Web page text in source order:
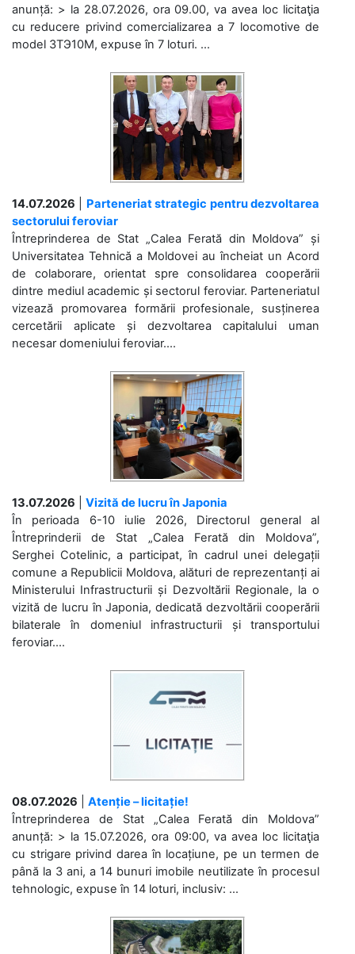
anunță: > la 28.07.2026, ora 09.00, va avea loc licitaţia
cu reducere privind comercializarea a 7 locomotive de
model 3ТЭ10М, expuse în 7 loturi. ...
14.07.2026
Parteneriat strategic pentru dezvoltarea
sectorului feroviar
Întreprinderea de Stat „Calea Ferată din Moldova” și
Universitatea Tehnică a Moldovei au încheiat un Acord
de colaborare, orientat spre consolidarea cooperării
dintre mediul academic și sectorul feroviar. Parteneriatul
vizează promovarea formării profesionale, susținerea
cercetării aplicate și dezvoltarea capitalului uman
necesar domeniului feroviar....
13.07.2026
Vizită de lucru în Japonia
În perioada 6-10 iulie 2026, Directorul general al
Întreprinderii de Stat „Calea Ferată din Moldova”,
Serghei Cotelinic, a participat, în cadrul unei delegații
comune a Republicii Moldova, alături de reprezentanți ai
Ministerului Infrastructurii și Dezvoltării Regionale, la o
vizită de lucru în Japonia, dedicată dezvoltării cooperării
bilaterale în domeniul infrastructurii și transportului
feroviar....
08.07.2026
Atenție – licitație!
Întreprinderea de Stat „Calea Ferată din Moldova”
anunță: > la 15.07.2026, ora 09:00, va avea loc licitaţia
cu strigare privind darea în locațiune, pe un termen de
până la 3 ani, a 14 bunuri imobile neutilizate în procesul
tehnologic, expuse în 14 loturi, inclusiv: ...